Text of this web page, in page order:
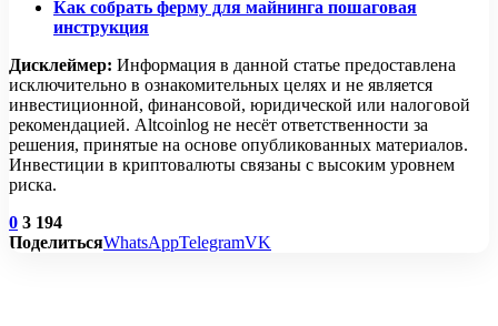
Как собрать ферму для майнинга пошаговая
инструкция
Дисклеймер: Информация в данной статье предоставлена
исключительно в ознакомительных целях и не является
инвестиционной, финансовой, юридической или налоговой
рекомендацией. Altcoinlog не несёт ответственности за
решения, принятые на основе опубликованных материалов.
Инвестиции в криптовалюты связаны с высоким уровнем
риска.
0 3 194
ПоделитьсяWhatsAppTelegramVK